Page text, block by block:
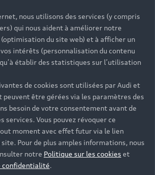
nous utilisons des services (y compris
qui nous aident à améliorer notre
(optimisation du site web) et à afficher un
intérêts (personnalisation du contenu
établir des statistiques sur l’utilisation
de cookies sont utilisées par Audi et
peuvent être gérées via les paramètres des
besoin de votre consentement avant de
services. Vous pouvez révoquer ce
moment avec effet futur via le lien
site. Pour de plus amples informations, nous
notre Politique sur les cookies et
confidentialité.